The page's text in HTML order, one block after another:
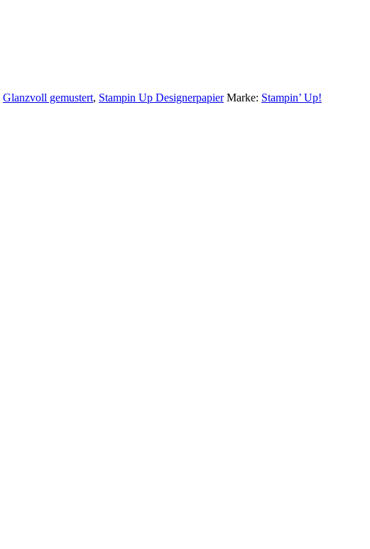
Glanzvoll gemustert, Stampin Up Designerpapier Marke: Stampin’ Up!